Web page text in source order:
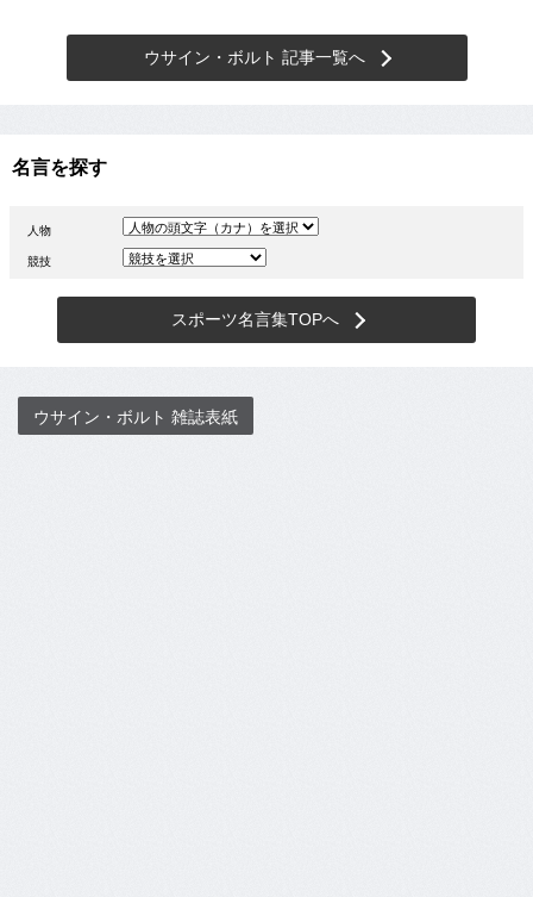
ウサイン・ボルト 記事一覧へ
名言を探す
人物
競技
スポーツ名言集TOPへ
ウサイン・ボルト 雑誌表紙